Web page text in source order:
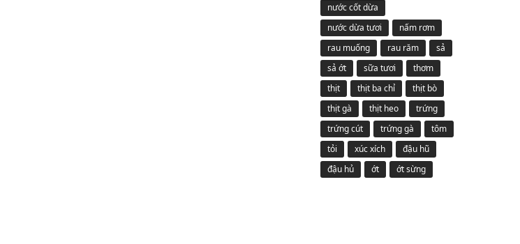
nước cốt dừa
nước dừa tươi
nấm rơm
rau muống
rau răm
sả
sả ớt
sữa tươi
thơm
thịt
thịt ba chỉ
thịt bò
thịt gà
thịt heo
trứng
trứng cút
trứng gà
tôm
tỏi
xúc xích
đậu hũ
đậu hủ
ớt ớt sừng